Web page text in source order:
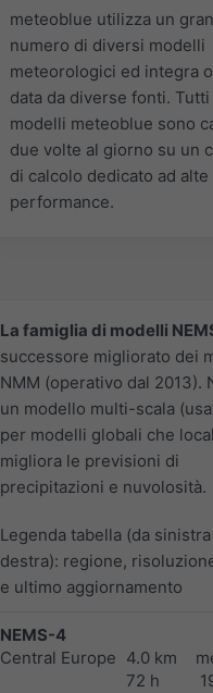
meteoblue utilizza un
numero di diversi modelli
meteorologici ed integra
data da diverse fonti.
modelli meteoblue sono
due volte al giorno su un
di calcolo dedicato ad alte
performance.
La famiglia di modelli
successore migliorato dei
NMM (operativo dal 2013).
un modello multi-scala
per modelli globali che
migliora le previsioni di
precipitazioni e nuvolosità.
Legenda tabella (da
destra): regione,
e ultimo aggiornamento
NEMS-4
Central Europe 4.0 km
72 h